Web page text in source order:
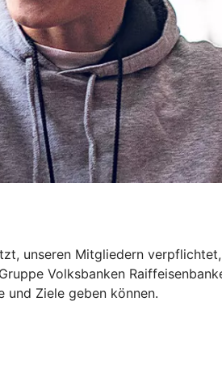
unseren Mitgliedern
Volksbanken
und Ziele geben können.